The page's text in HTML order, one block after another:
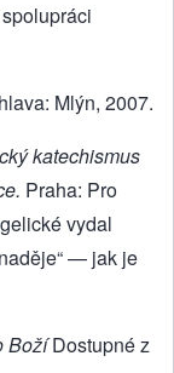
Mlýn, 2007.
katechismus
Praha: Pro
vydal
— jak je
BožíDostupné z